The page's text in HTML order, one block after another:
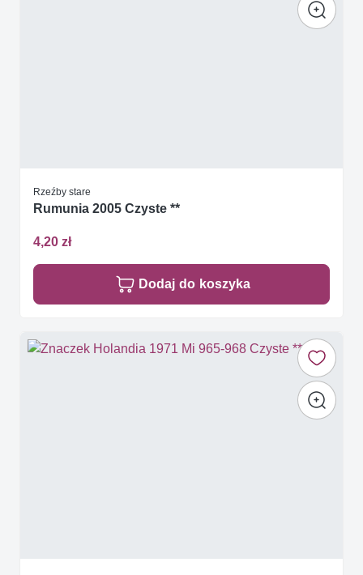
Rzeźby stare
Rumunia 2005 Czyste **
4,20 zł
Dodaj do koszyka